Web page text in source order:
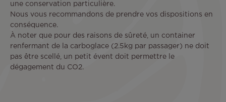
une conservation particulière.
Nous vous recommandons de prendre vos dispositions en
conséquence.
À noter que pour des raisons de sûreté, un container
renfermant de la carboglace (2.5kg par passager) ne doit
pas être scellé, un petit évent doit permettre le
dégagement du CO2.